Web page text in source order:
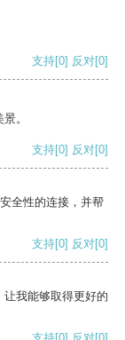
支持[0] 反对[0]
。
支持[0] 反对[0]
全性的连接，并帮
支持[0] 反对[0]
我能够取得更好的